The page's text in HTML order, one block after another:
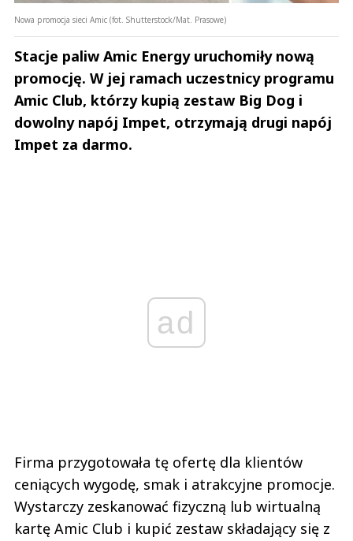
Nowa promocja sieci Amic (fot. Shutterstock/Mat. Prasowe)
Stacje paliw Amic Energy uruchomiły nową
promocję. W jej ramach uczestnicy programu
Amic Club, którzy kupią zestaw Big Dog i
dowolny napój Impet, otrzymają drugi napój
Impet za darmo.
ad
Firma przygotowała tę ofertę dla klientów
ceniących wygodę, smak i atrakcyjne promocje.
Wystarczy zeskanować fizyczną lub wirtualną
kartę Amic Club i kupić zestaw składający się z